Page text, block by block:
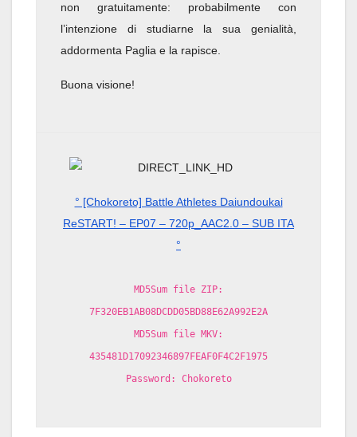
non gratuitamente: probabilmente con
l’intenzione di studiarne la sua genialità,
addormenta Paglia e la rapisce.
Buona visione!
° [Chokoreto] Battle Athletes Daiundoukai
ReSTART! – EP07 – 720p_AAC2.0 – SUB ITA
°
MD5Sum file ZIP:
7F320EB1AB08DCDD05BD88E62A992E2A
MD5Sum file MKV:
435481D17092346897FEAF0F4C2F1975
Password: Chokoreto